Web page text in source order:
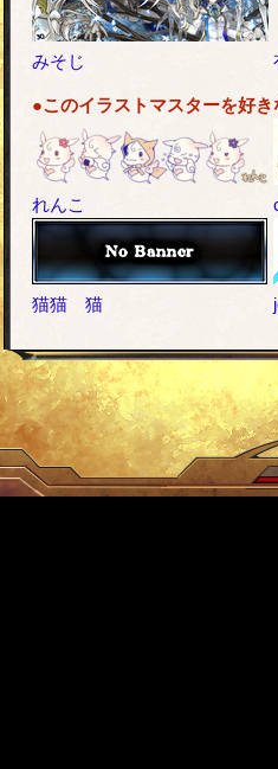
みそじ
●このイラストマスターを好
れんこ
猫猫 猫